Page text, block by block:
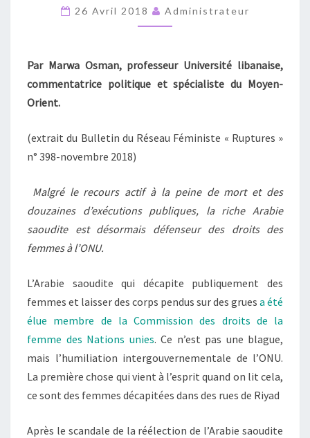
DROITS
DES
ONU,
COMPLICE
26 Avril 2018 Administrateur
Par Marwa Osman, professeur Université libanaise,
commentatrice politique et spécialiste du Moyen-
Orient.
(extrait du Bulletin du Réseau Féministe « Ruptures »
n° 398-novembre 2018)
Malgré le recours actif à la peine de mort et des
douzaines d’exécutions publiques, la riche Arabie
saoudite est désormais défenseur des droits des
femmes à l’ONU.
L’Arabie saoudite qui décapite publiquement des
femmes et laisser des corps pendus sur des grues a été
élue membre de la Commission des droits de la
femme des Nations unies. Ce n’est pas une blague,
mais l’humiliation intergouvernementale de l’ONU.
La première chose qui vient à l’esprit quand on lit cela,
ce sont des femmes décapitées dans des rues de Riyad
Après le scandale de la réélection de l’Arabie saoudite